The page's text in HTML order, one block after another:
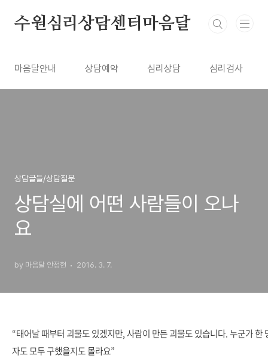
수원심리상담센터마음달
마음달안내 상담예약 심리상담 심리검사
상담글들/상담질문
상담실에 어떤 사람들이 오나
요
by 마음달 안정현 2016. 3. 7.
“태어날 때부터 괴물도 있겠지만, 사람이 만든 괴물도 있습니다. 누군가
자도 모두 구했을지도 몰라요”